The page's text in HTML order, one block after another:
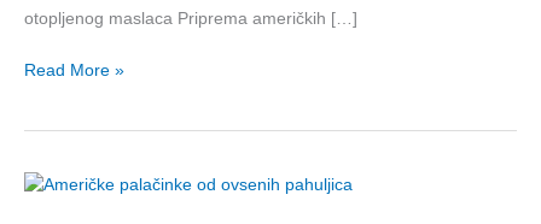
otopljenog maslaca Priprema američkih […]
Read More »
Američke